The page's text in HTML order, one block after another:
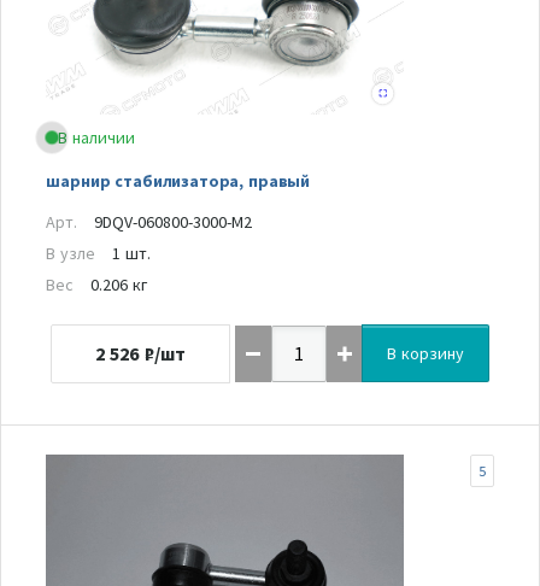
В наличии
шарнир стабилизатора, правый
Арт.
9DQV-060800-3000-M2
В узле
1 шт.
Вес
0.206 кг
2 526 ₽/шт В корзину
5